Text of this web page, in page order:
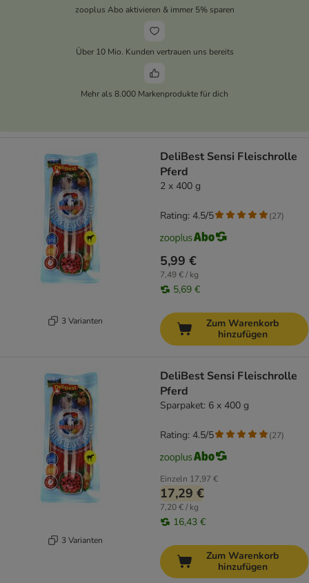
zooplus Abo aktivieren & immer 5% sparen
Über 10 Mio. Kunden vertrauen uns bereits
Mehr als 8.000 Markenprodukte für dich
3 Varianten
DeliBest Sensi Fleischrolle
Pferd
2 x 400 g
5,99 €
7,49 € / kg
5,69 €
Rating: 4.5/5 (27)
Zum Warenkorb
hinzufügen
3 Varianten
DeliBest Sensi Fleischrolle
Pferd
Sparpaket: 6 x 400 g
Einzeln 17,97 €
17,29 €
7,20 € / kg
16,43 €
Rating: 4.5/5 (27)
Zum Warenkorb
hinzufügen